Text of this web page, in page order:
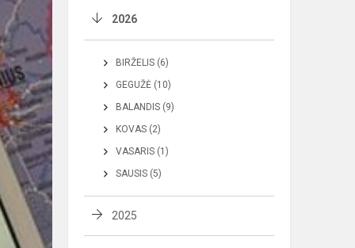
2026
BIRŽELIS (6)
GEGUŽĖ (10)
BALANDIS (9)
KOVAS (2)
VASARIS (1)
SAUSIS (5)
2025